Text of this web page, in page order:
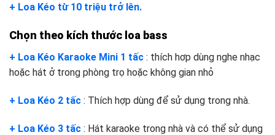
+ Loa Kéo từ 10 triệu trở lên.
Chọn theo kích thước loa bass
+ Loa Kéo Karaoke Mini 1 tấc : thích hơp dùng nghe nhạc
hoặc hát ở trong phòng trọ hoặc không gian nhỏ
+ Loa Kéo 2 tấc : Thích hợp dùng để sử dụng trong nhà.
+ Loa Kéo 3 tấc : Hát karaoke trong nhà và có thể sử dụng